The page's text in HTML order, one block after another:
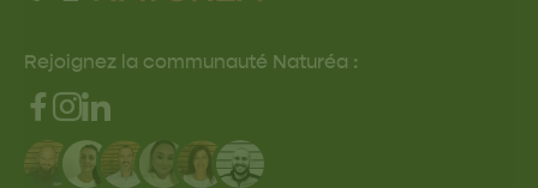
Rejoignez la communauté Naturéa :